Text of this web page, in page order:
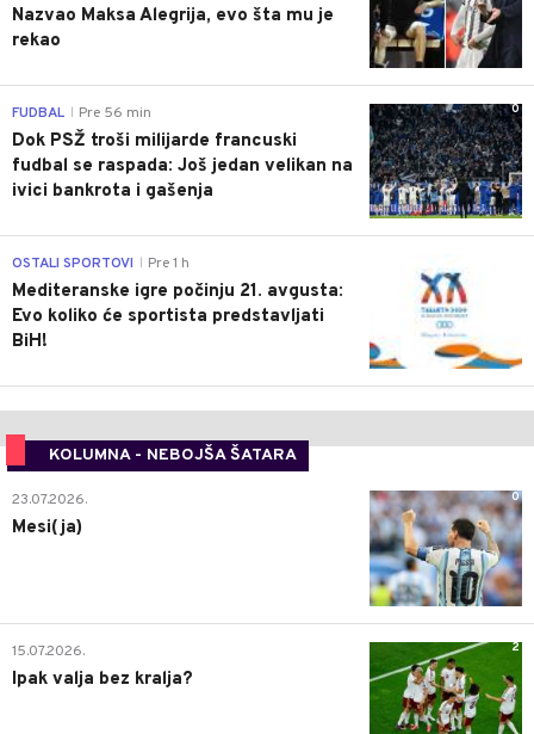
Nazvao Maksa Alegrija, evo šta mu je
rekao
0
FUDBAL Pre 56 min
Dok PSŽ troši milijarde francuski
fudbal se raspada: Još jedan velikan na
ivici bankrota i gašenja
OSTALI SPORTOVI Pre 1 h
Mediteranske igre počinju 21. avgusta:
Evo koliko će sportista predstavljati
BiH!
KOLUMNA - NEBOJŠA ŠATARA
0
23.07.2026.
Mesi(ja)
2
15.07.2026.
Ipak valja bez kralja?